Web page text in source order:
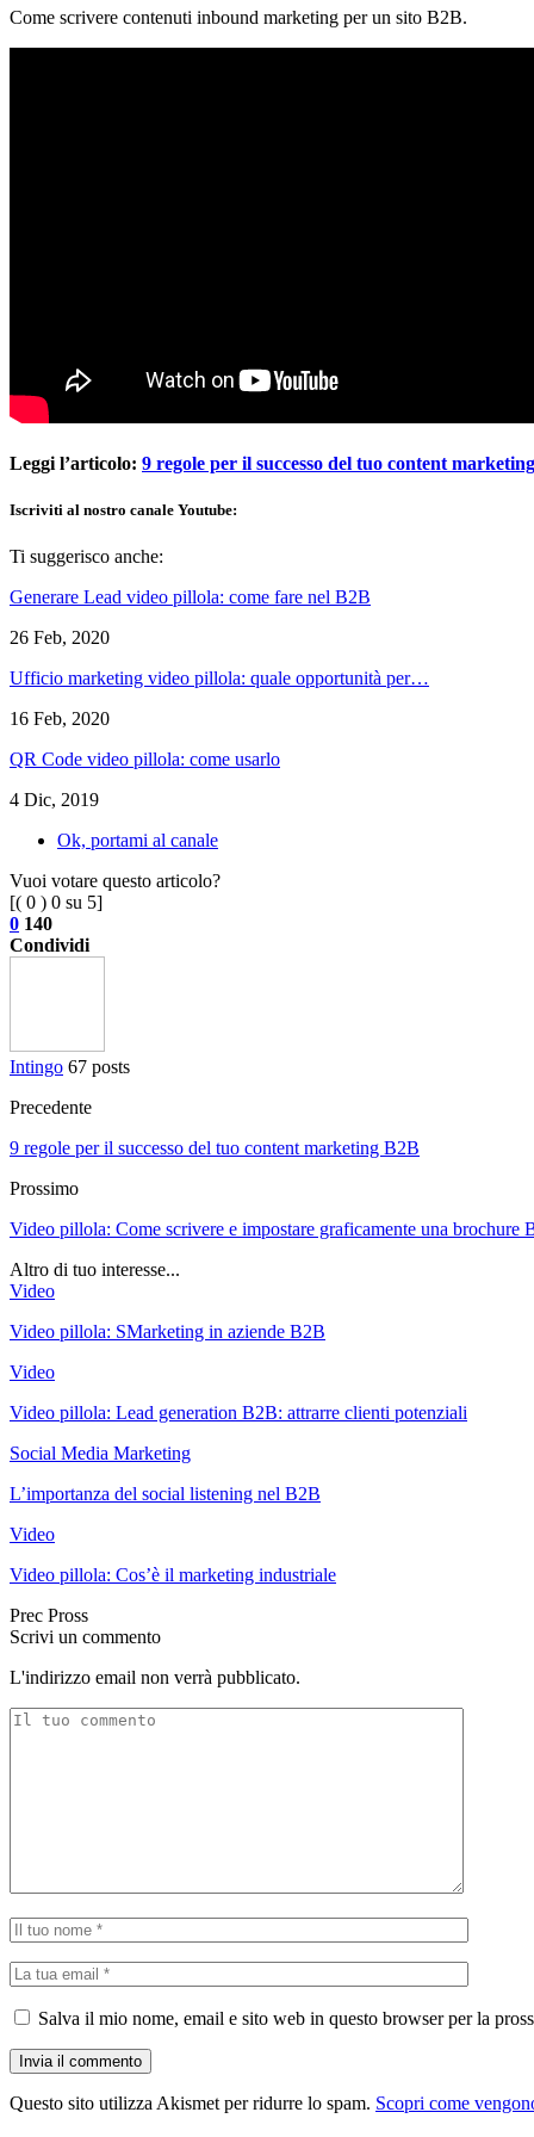
Come scrivere contenuti inbound marketing per un sito B2B.
Leggi l’articolo: 9 regole per il successo del tuo content
Iscriviti al nostro canale Youtube:
Ti suggerisco anche:
Generare Lead video pillola: come fare nel B2B
26 Feb, 2020
Ufficio marketing video pillola: quale opportunità per…
16 Feb, 2020
QR Code video pillola: come usarlo
4 Dic, 2019
Ok, portami al canale
Vuoi votare questo articolo?
[( 0 ) 0 su 5]
0 140
Condividi
Intingo 67 posts
Precedente
9 regole per il successo del tuo content marketing B2B
Prossimo
Video pillola: Come scrivere e impostare graficamente una brochure
Altro di tuo interesse...
Video
Video pillola: SMarketing in aziende B2B
Video
Video pillola: Lead generation B2B: attrarre clienti potenziali
Social Media Marketing
L’importanza del social listening nel B2B
Video
Video pillola: Cos’è il marketing industriale
Prec Pross
Scrivi un commento
L'indirizzo email non verrà pubblicato.
Salva il mio nome, email e sito web in questo browser per la
Questo sito utilizza Akismet per ridurre lo spam. Scopri come